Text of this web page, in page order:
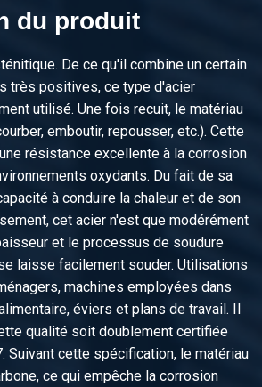
kg
304L 40x20x3 ca 6 mtr
kg
304L 40x30x3 ca 6 mtr
du produit
De ce qu'il combine un certain
très positives, ce type d'acier
utilisé. Une fois recuit, le matériau
emboutir, repousser, etc.). Cette
résistance excellente à la corrosion
oxydants. Du fait de sa
à conduire la chaleur et de son
cet acier n'est que modérément
et le processus de soudure
laisse facilement souder. Utilisations
machines employées dans
éviers et plans de travail. Il
qualité soit doublement certifiée
Suivant cette spécification, le matériau
ce qui empêche la corrosion